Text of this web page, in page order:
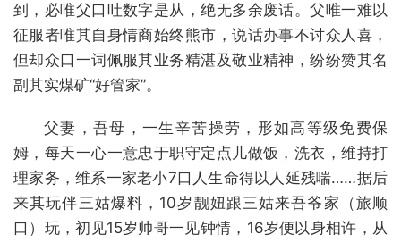
到，必唯父口吐数字是从，绝无多余废话。父唯一难以
征服者唯其自身情商始终熊市，说话办事不讨众人喜，
但却众口一词佩服其业务精湛及敬业精神，纷纷赞其名
副其实煤矿“好管家”。
父妻，吾母，一生辛苦操劳，形如高等级免费保
姆，每天一心一意忠于职守定点儿做饭，洗衣，维持打
理家务，维系一家老小7口人生命得以人延残喘……据后
来其玩伴三姑爆料，10岁靓妞跟三姑来吾爷家（旅顺
口）玩，初见15岁帅哥一见钟情，16岁便以身相许，从